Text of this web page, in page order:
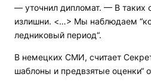
— уточнил дипломат. — В таких
излишни. <…> Мы наблюдаем
ледниковый период“.
В немецких СМИ, считает
шаблоны и предвзятые оценки“